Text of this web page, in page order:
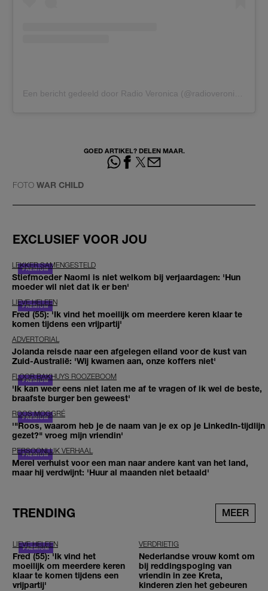
Een bericht gedeeld door Radio Veronica (@radioveronica)
GOED ARTIKEL? DELEN MAAR.
FOTO WAR CHILD
EXCLUSIEF VOOR JOU
LEKKER SAMENGESTELD
Stiefmoeder Naomi is niet welkom bij verjaardagen: 'Hun
moeder wil niet dat ik er ben'
LIEVE HELEEN
Fred (55): 'Ik vind het moeilijk om meerdere keren klaar te
komen tijdens een vrijpartij'
ADVERTORIAL
Jolanda reisde naar een afgelegen eiland voor de kust van
Zuid-Australië: 'Wij kwamen aan, onze koffers niet'
FLOOR BAKHUYS ROOZEBOOM
'Ik kan weer eens niet laten me af te vragen of ik wel de beste,
braafste burger ben geweest'
ROOS MOGGRÉ
'"Roos, waarom heb je de naam van je ex op je LinkedIn-tijdlijn
gezet?" vroeg mijn vriendin'
PERSOONLIJK VERHAAL
Merel verhuist voor een man naar andere kant van het land,
maar hij verdwijnt: 'Huur al maanden niet betaald'
TRENDING MEER
LIEVE HELEEN
Fred (55): 'Ik vind het
moeilijk om meerdere keren
klaar te komen tijdens een
vrijpartij'
VERDRIETIG
Nederlandse vrouw komt om
bij reddingspoging van
vriendin in zee Kreta,
kinderen zien het gebeuren